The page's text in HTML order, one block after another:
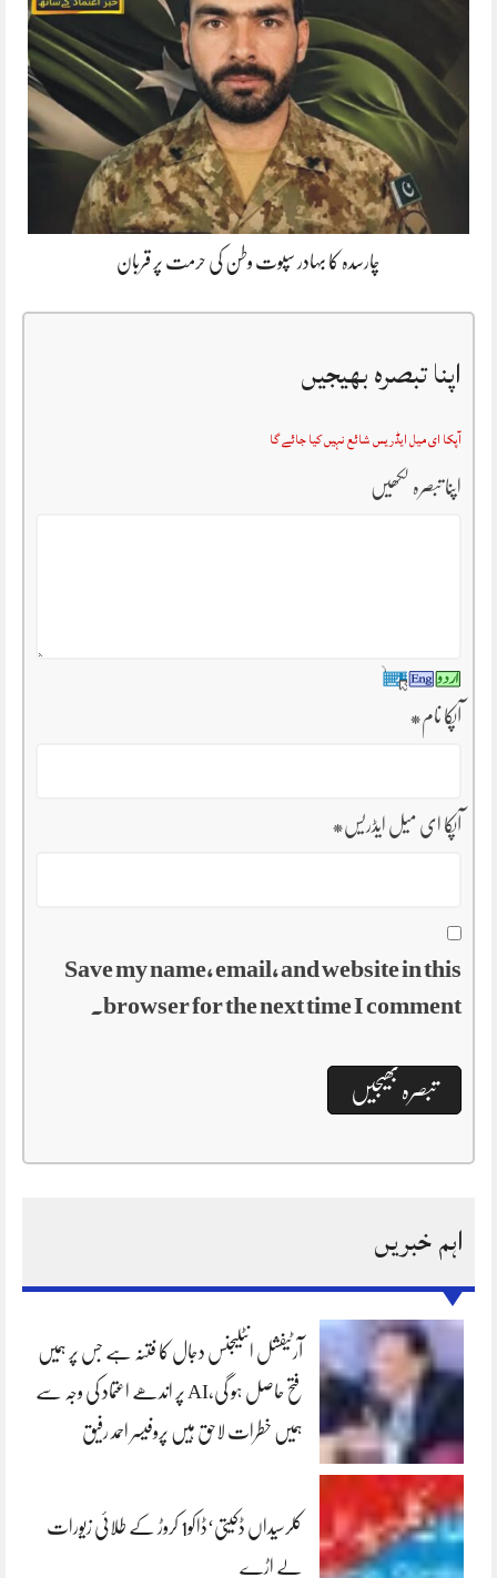
چارسدہ کا بہادر سپوت وطن کی حرمت پر قربان
اپنا تبصرہ بھیجیں
آپکا ای میل ایڈریس شائع نہیں کیا جائے گا
اپنا تبصرہ لکھیں
آپکا نام*
آپکا ای میل ایڈریس*
Save my name, email, and website in this
browser for the next time I comment.
اہم خبریں
آرٹیفشل انٹلیجنس دجال کا فتنہ ہے جس پر ہمیں
فتح حاصل ہو گی،AI پر اندھے اعتماد کی وجہ سے
ہمیں خطرات لاحق ہیں پروفیسر احمد رفیق
کلرسیداں ڈکیتی‘ڈاکو1 کروڑ کے طلائی زیورات
لے اڑے